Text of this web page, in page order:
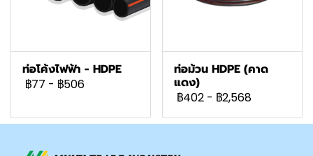
ท่อโค้งไฟฟ้า - HDPE
฿77 - ฿506
ท่อม้วน HDPE (คาด
แดง)
฿402 - ฿2,568